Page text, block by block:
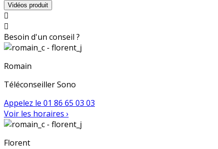
Vidéos produit


Besoin d'un conseil ?
Romain
TéléconseillerSono
Appelez le 01 86 65 03 03
Voir les horaires ›
Florent